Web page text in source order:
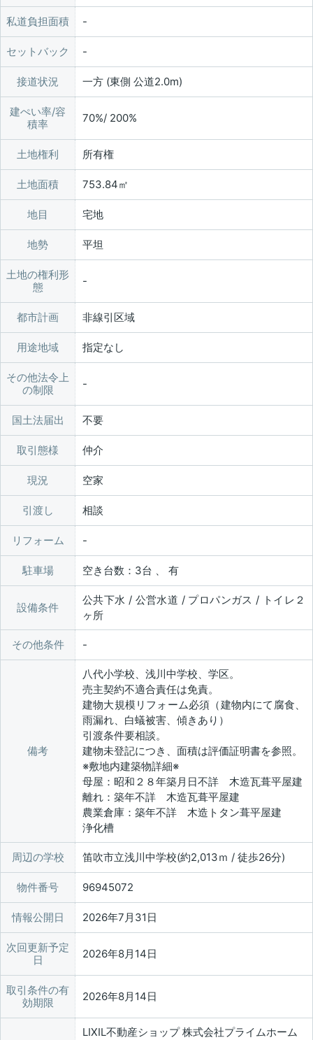
私道負担面積
セットバック
接道状況 一方 (東側 公道2.0m)
建ぺい率/容
積率
70%/ 200%
土地権利 所有権
土地面積 753.84㎡
地目 宅地
地勢 平坦
土地の権利形
態
都市計画 非線引区域
用途地域 指定なし
その他法令上
の制限
国土法届出 不要
取引態様 仲介
現況 空家
引渡し 相談
リフォーム
駐車場 空き台数：3台 、 有
設備条件
公共下水 / 公営水道 / プロパンガス / トイレ２
ヶ所
その他条件
備考
八代小学校、浅川中学校、学区。
売主契約不適合責任は免責。
建物大規模リフォーム必須（建物内にて腐食、
雨漏れ、白蟻被害、傾きあり）
引渡条件要相談。
建物未登記につき、面積は評価証明書を参照。
※敷地内建築物詳細※
母屋：昭和２８年築月日不詳 木造瓦葺平屋建
離れ：築年不詳 木造瓦葺平屋建
農業倉庫：築年不詳 木造トタン葺平屋建
浄化槽
周辺の学校 笛吹市立浅川中学校(約2,013ｍ / 徒歩26分)
物件番号 96945072
情報公開日 2026年7月31日
次回更新予定
日
2026年8月14日
取引条件の有
効期限
2026年8月14日
LIXIL不動産ショップ 株式会社プライムホーム